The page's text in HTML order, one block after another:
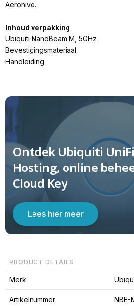
Aerohive.
Inhoud verpakking
Ubiquiti NanoBeam M, 5GHz
Bevestigingsmateriaal
Handleiding
Ontdek Ubiquiti
Hosting, online
Cloud Key
Lees hier meer
PRODUCT DETAILS
Merk
Artikelnummer NBE-